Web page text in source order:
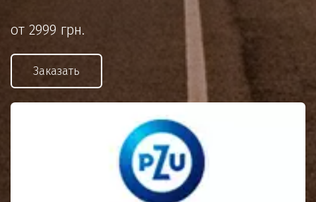
от 2999 грн.
Заказать